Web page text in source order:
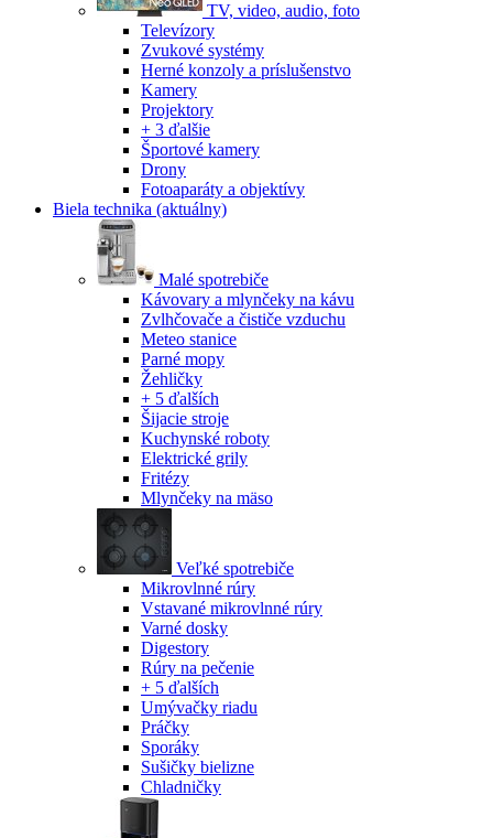
TV, video, audio, foto
Televízory
Zvukové systémy
Herné konzoly a príslušenstvo
Kamery
Projektory
+ 3 ďalšie
Športové kamery
Drony
Fotoaparáty a objektívy
Biela technika (aktuálny)
Malé spotrebiče
Kávovary a mlynčeky na kávu
Zvlhčovače a čističe vzduchu
Meteo stanice
Parné mopy
Žehličky
+ 5 ďalších
Šijacie stroje
Kuchynské roboty
Elektrické grily
Fritézy
Mlynčeky na mäso
Veľké spotrebiče
Mikrovlnné rúry
Vstavané mikrovlnné rúry
Varné dosky
Digestory
Rúry na pečenie
+ 5 ďalších
Umývačky riadu
Práčky
Sporáky
Sušičky bielizne
Chladničky